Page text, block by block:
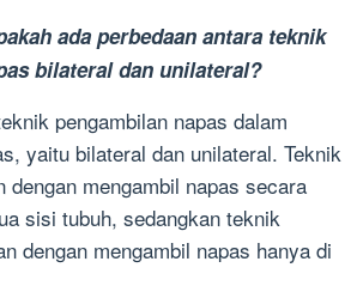
ada perbedaan antara teknik
bilateral dan unilateral?
pengambilan napas dalam
yaitu bilateral dan unilateral. Teknik
dengan mengambil napas secara
sisi tubuh, sedangkan teknik
dengan mengambil napas hanya di